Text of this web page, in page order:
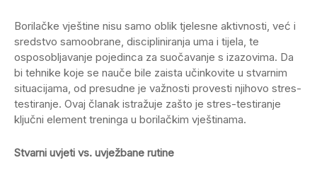
Borilačke vještine nisu samo oblik tjelesne aktivnosti, već i
sredstvo samoobrane, discipliniranja uma i tijela, te
osposobljavanje pojedinca za suočavanje s izazovima. Da
bi tehnike koje se nauče bile zaista učinkovite u stvarnim
situacijama, od presudne je važnosti provesti njihovo stres-
testiranje. Ovaj članak istražuje zašto je stres-testiranje
ključni element treninga u borilačkim vještinama.
Stvarni uvjeti vs. uvježbane rutine